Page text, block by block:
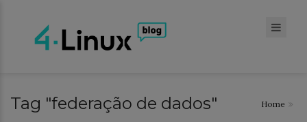
Tag "federação de dados" Home